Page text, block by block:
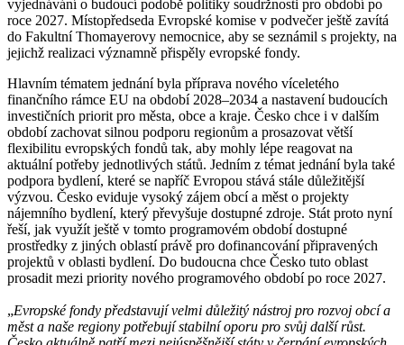
vyjednávání o budoucí podobě politiky soudržnosti pro období po
roce 2027. Místopředseda Evropské komise v podvečer ještě zavítá
do Fakultní Thomayerovy nemocnice, aby se seznámil s projekty, na
jejichž realizaci významně přispěly evropské fondy.
Hlavním tématem jednání byla příprava nového víceletého
finančního rámce EU na období 2028–2034 a nastavení budoucích
investičních priorit pro města, obce a kraje. Česko chce i v dalším
období zachovat silnou podporu regionům a prosazovat větší
flexibilitu evropských fondů tak, aby mohly lépe reagovat na
aktuální potřeby jednotlivých států. Jedním z témat jednání byla také
podpora bydlení, které se napříč Evropou stává stále důležitější
výzvou. Česko eviduje vysoký zájem obcí a měst o projekty
nájemního bydlení, který převyšuje dostupné zdroje. Stát proto nyní
řeší, jak využít ještě v tomto programovém období dostupné
prostředky z jiných oblastí právě pro dofinancování připravených
projektů v oblasti bydlení. Do budoucna chce Česko tuto oblast
prosadit mezi priority nového programového období po roce 2027.
„Evropské fondy představují velmi důležitý nástroj pro rozvoj obcí a
měst a naše regiony potřebují stabilní oporu pro svůj další růst.